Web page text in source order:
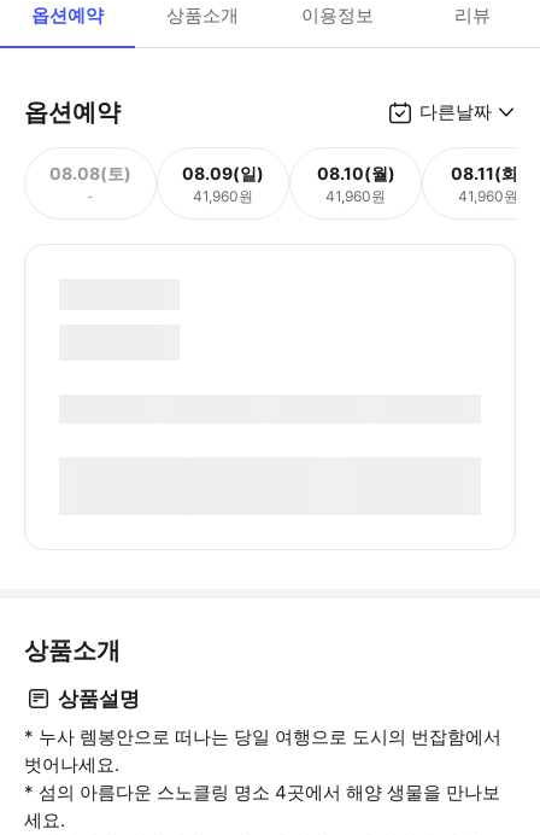
옵션예약 상품소개 이용정보 리뷰
옵션예약 다른날짜
08.08(토)
-
08.09(일)
41,960원
08.10(월)
41,960원
08.11(화)
41,960원
상품소개
상품설명
* 누사 렘봉안으로 떠나는 당일 여행으로 도시의 번잡함에서
벗어나세요.
* 섬의 아름다운 스노클링 명소 4곳에서 해양 생물을 만나보
세요.